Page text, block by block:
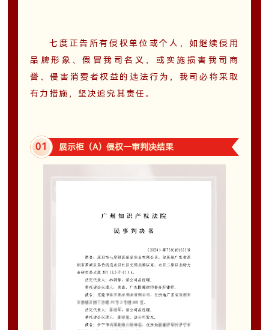
七度正告所有侵权单位或个人，如继续侵用
品牌形象、假冒我司名义，或实施损害我司商
誉、侵害消费者权益的违法行为，我司必将采取
有力措施，坚决追究其责任。
01 展示柜（A）侵权一审判决结果